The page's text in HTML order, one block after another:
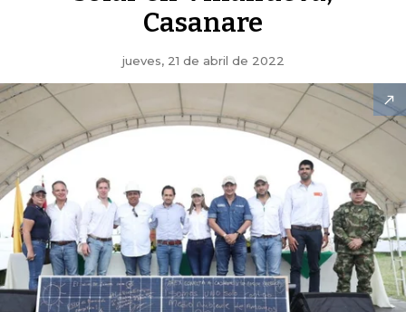
Casanare
jueves, 21 de abril de 2022